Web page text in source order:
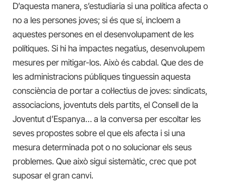
D’aquesta manera, s’estudiaria si una política afecta o
no a les persones joves; si és que sí, incloem a
aquestes persones en el desenvolupament de les
polítiques. Si hi ha impactes negatius, desenvolupem
mesures per mitigar-los. Això és cabdal. Que des de
les administracions públiques tinguessin aquesta
consciència de portar a col·lectius de joves: sindicats,
associacions, joventuts dels partits, el Consell de la
Joventut d’Espanya… a la conversa per escoltar les
seves propostes sobre el que els afecta i si una
mesura determinada pot o no solucionar els seus
problemes. Que això sigui sistemàtic, crec que pot
suposar el gran canvi.